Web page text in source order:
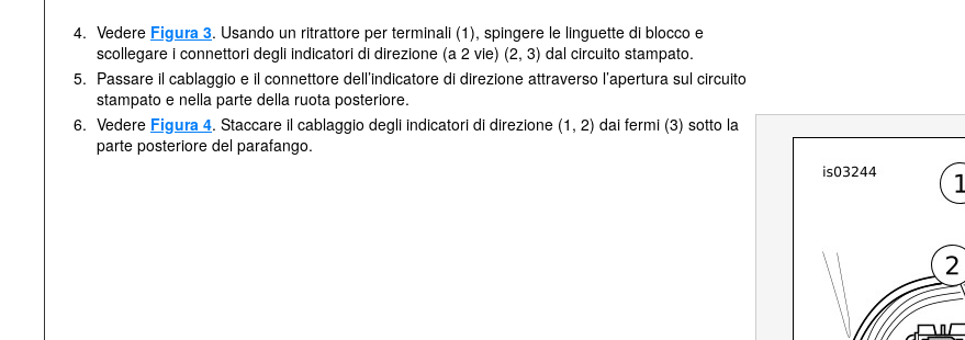
4. Vedere Figura 3. Usando un ritrattore per terminali (1), spingere le linguette di blocco e
scollegare i connettori degli indicatori di direzione (a 2 vie) (2, 3) dal circuito stampato.
5. Passare il cablaggio e il connettore dell’indicatore di direzione attraverso l’apertura sul circuito
stampato e nella parte della ruota posteriore.
6. Vedere Figura 4. Staccare il cablaggio degli indicatori di direzione (1, 2) dai fermi (3) sotto la
parte posteriore del parafango.